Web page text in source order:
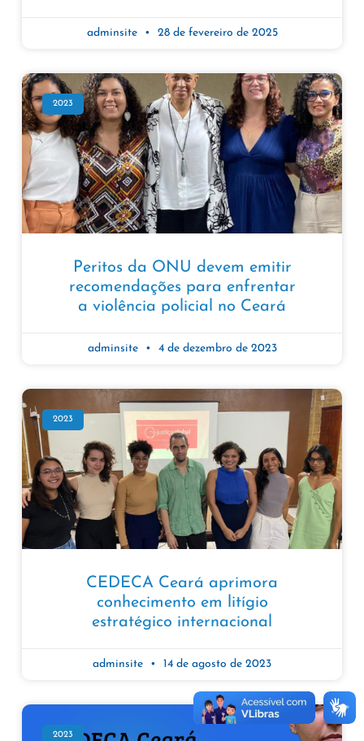
adminsite 28 de fevereiro de 2025
2023
Peritos da ONU devem emitir
recomendações para enfrentar
a violência policial no Ceará
adminsite 4 de dezembro de 2023
2023
CEDECA Ceará aprimora
conhecimento em litígio
estratégico internacional
adminsite 14 de agosto de 2023
2023